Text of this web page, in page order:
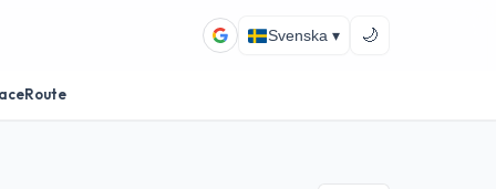
Svenska ▾ 🌙